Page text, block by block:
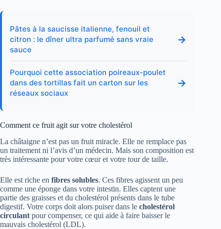
Pâtes à la saucisse italienne, fenouil et
citron : le dîner ultra parfumé sans vraie
sauce
→
Pourquoi cette association poireaux-poulet
dans des tortillas fait un carton sur les
réseaux sociaux
→
Comment ce fruit agit sur votre cholestérol
La châtaigne n’est pas un fruit miracle. Elle ne remplace pas
un traitement ni l’avis d’un médecin. Mais son composition est
très intéressante pour votre cœur et votre tour de taille.
Elle est riche en fibres solubles. Ces fibres agissent un peu
comme une éponge dans votre intestin. Elles captent une
partie des graisses et du cholestérol présents dans le tube
digestif. Votre corps doit alors puiser dans le cholestérol
circulant pour compenser, ce qui aide à faire baisser le
mauvais cholestérol (LDL).